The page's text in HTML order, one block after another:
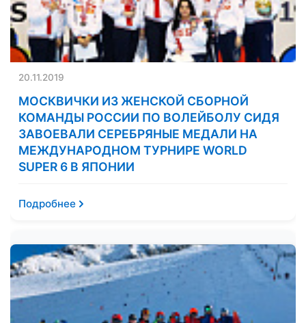
20.11.2019
МОСКВИЧКИ ИЗ ЖЕНСКОЙ СБОРНОЙ
КОМАНДЫ РОССИИ ПО ВОЛЕЙБОЛУ СИДЯ
ЗАВОЕВАЛИ СЕРЕБРЯНЫЕ МЕДАЛИ НА
МЕЖДУНАРОДНОМ ТУРНИРЕ WORLD
SUPER 6 В ЯПОНИИ
Подробнее